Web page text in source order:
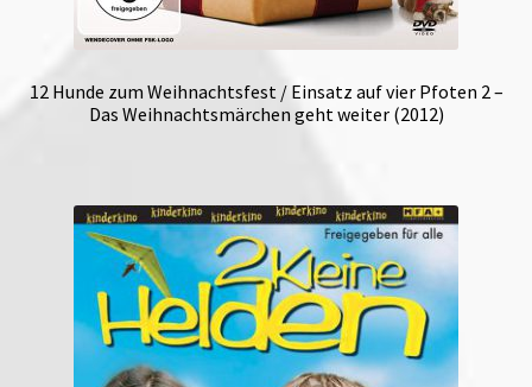
12 Hunde zum Weihnachtsfest / Einsatz auf vier Pfoten 2 –
Das Weihnachtsmärchen geht weiter (2012)